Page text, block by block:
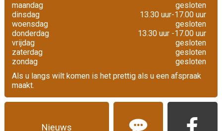
maandag
gesloten
dinsdag
13.30 uur-17.00 uur
woensdag
gesloten
donderdag
13.30 uur -17.00 uur
vrijdag
gesloten
zaterdag
gesloten
zondag
gesloten
Als u langs wilt komen is het prettig als u een afspraak
maakt.
Nieuws